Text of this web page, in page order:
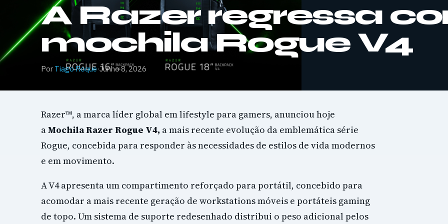
A Razer regressa
mochila Rogue V4
Por Tiago Roque·Junho 8, 2026
Razer™, a marca líder global em lifestyle para gamers, anunciou hoje
aMochila Razer Rogue V4, a mais recente evolução da emblemática série
Rogue, concebida para responder às necessidades de estilos de vida modernos
e em movimento.
A V4 apresenta um compartimento reforçado para portátil, concebido para
acomodar a mais recente geração de workstations móveis e portáteis gaming
de topo. Um sistema de suporte redesenhado distribui o peso adicional pelos